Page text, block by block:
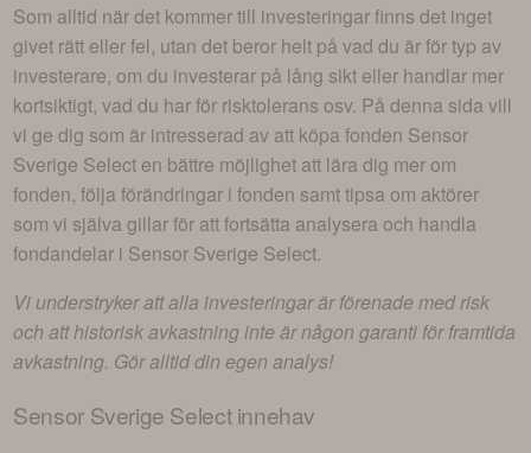
Som alltid när det kommer till investeringar finns det inget
givet rätt eller fel, utan det beror helt på vad du är för typ av
investerare, om du investerar på lång sikt eller handlar mer
kortsiktigt, vad du har för risktolerans osv. På denna sida vill
vi ge dig som är intresserad av att köpa fonden Sensor
Sverige Select en bättre möjlighet att lära dig mer om
fonden, följa förändringar i fonden samt tipsa om aktörer
som vi själva gillar för att fortsätta analysera och handla
fondandelar i Sensor Sverige Select.
Vi understryker att alla investeringar är förenade med risk
och att historisk avkastning inte är någon garanti för framtida
avkastning. Gör alltid din egen analys!
Sensor Sverige Selectinnehav